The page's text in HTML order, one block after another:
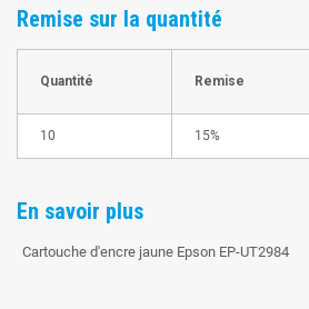
Remise sur la quantité
Quantité Remise
10 15%
En savoir plus
Cartouche d'encre jaune Epson EP-UT2984